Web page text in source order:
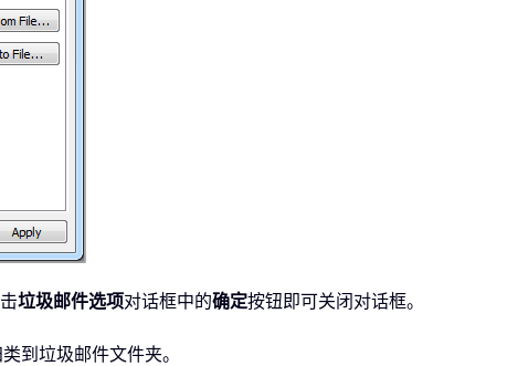
垃圾邮件选项对话框中的确定按钮即可关闭对话框。
到垃圾邮件文件夹。